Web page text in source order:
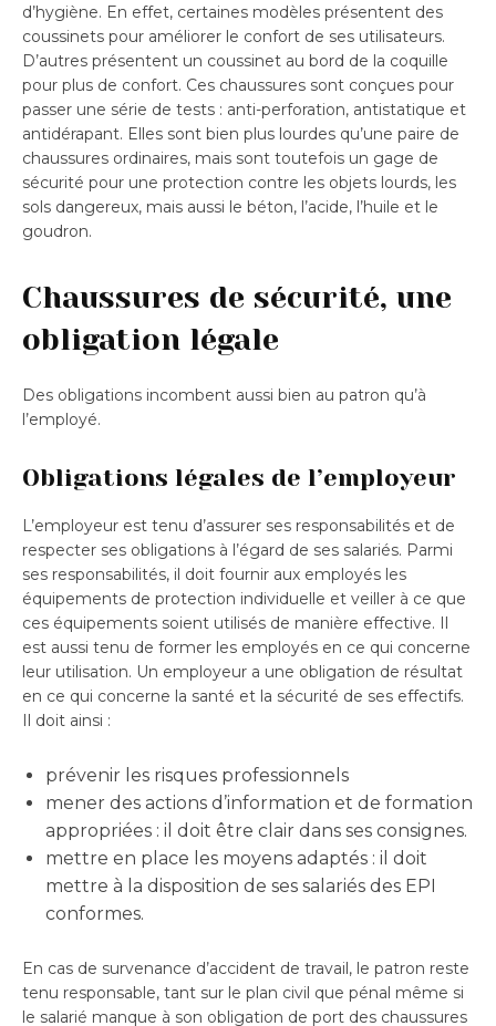
d’hygiène. En effet, certaines modèles présentent des
coussinets pour améliorer le confort de ses utilisateurs.
D’autres présentent un coussinet au bord de la coquille
pour plus de confort. Ces chaussures sont conçues pour
passer une série de tests : anti-perforation, antistatique et
antidérapant. Elles sont bien plus lourdes qu’une paire de
chaussures ordinaires, mais sont toutefois un gage de
sécurité pour une protection contre les objets lourds, les
sols dangereux, mais aussi le béton, l’acide, l’huile et le
goudron.
Chaussures de sécurité, une
obligation légale
Des obligations incombent aussi bien au patron qu’à
l’employé.
Obligations légales de l’employeur
L’employeur est tenu d’assurer ses responsabilités et de
respecter ses obligations à l’égard de ses salariés. Parmi
ses responsabilités, il doit fournir aux employés les
équipements de protection individuelle et veiller à ce que
ces équipements soient utilisés de manière effective. Il
est aussi tenu de former les employés en ce qui concerne
leur utilisation. Un employeur a une obligation de résultat
en ce qui concerne la santé et la sécurité de ses effectifs.
Il doit ainsi :
prévenir les risques professionnels
mener des actions d’information et de formation
appropriées : il doit être clair dans ses consignes.
mettre en place les moyens adaptés : il doit
mettre à la disposition de ses salariés des EPI
conformes.
En cas de survenance d’accident de travail, le patron reste
tenu responsable, tant sur le plan civil que pénal même si
le salarié manque à son obligation de port des chaussures